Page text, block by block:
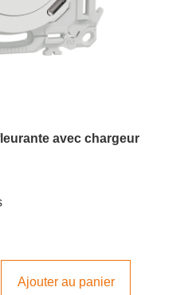
avec chargeur
Ajouter au panier